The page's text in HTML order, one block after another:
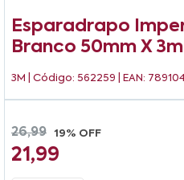
Esparadrapo
Branco 50mm X 3m
3M | Código: 562259 | EAN:
26,99 19% OFF
21,99